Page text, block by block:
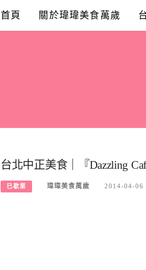
首頁 關於瑋瑋美食萬歲
台北中正美食｜『Dazzling
已歇業 瑋瑋美食萬歲 2014-04-06